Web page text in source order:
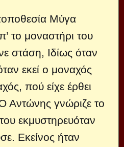
Μύγα
το μοναστήρι του
στάση, Ιδίως όταν
εκεί ο μοναχός
πού είχε έρθει
Αντώνης γνώριζε το
εκμυστηρευόταν
Εκείνος ήταν